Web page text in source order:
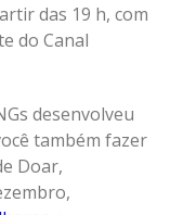
das 19 h, com
do Canal
desenvolveu
também fazer
Doar,